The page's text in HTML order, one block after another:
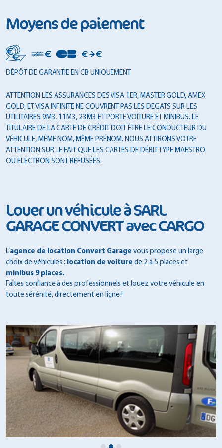
Moyens de paiement
DÉPÔT DE GARANTIE EN CB UNIQUEMENT
ATTENTION LES ASSURANCES DES VISA 1ER, MASTER GOLD, AMEX
GOLD, ET VISA INFINITE NE COUVRENT PAS LES DEGATS SUR LES
UTILITAIRES 9M3, 11M3, 23M3 ET PORTE VOITURE ET MINIBUS. LE
TITULAIRE DE LA CARTE DE CRÉDIT DOIT ÊTRE LE CONDUCTEUR DU
VÉHICULE, MÊME NOM, MÊME PRÉNOM. NOUS ATTIRONS VOTRE
ATTENTION SUR LE FAIT QUE LES CARTES DE DÉBIT TYPE MAESTRO
OU ELECTRON SONT REFUSÉES.
Louer un véhicule à SARL
GARAGE CONVERT avec CARGO
L’agence de location Convert Garage vous propose un large
choix de véhicules : location de voiture de 2 à 5 places et
minibus 9 places.
Faîtes confiance à des professionnels et louez votre véhicule en
toute sérénité, directement en ligne !